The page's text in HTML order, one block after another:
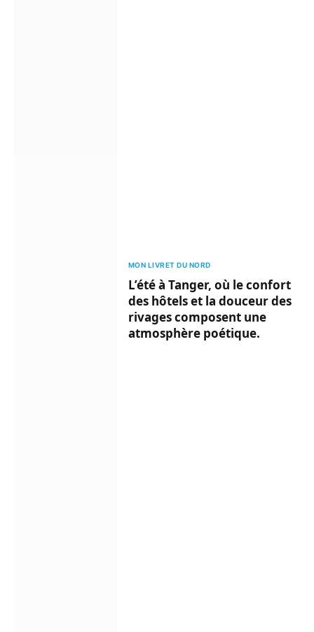
MON LIVRET DU NORD
L’été à Tanger, où le confort
des hôtels et la douceur des
rivages composent une
atmosphère poétique.